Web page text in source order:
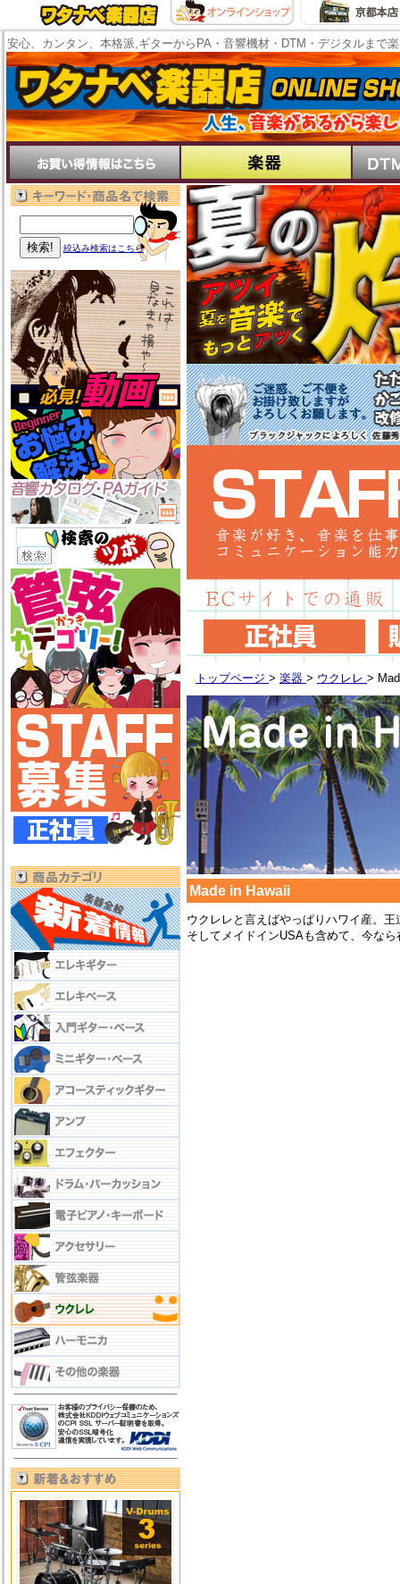
安心、カンタン、本格派,ギターからPA・音響機材・DTM・デジタルまで
絞込み検索はこちら
トップページ > 楽器 > ウクレレ >
Made in Hawaii
ウクレレと言えばやっぱりハワイ産。
そしてメイドインUSAも含めて、今な